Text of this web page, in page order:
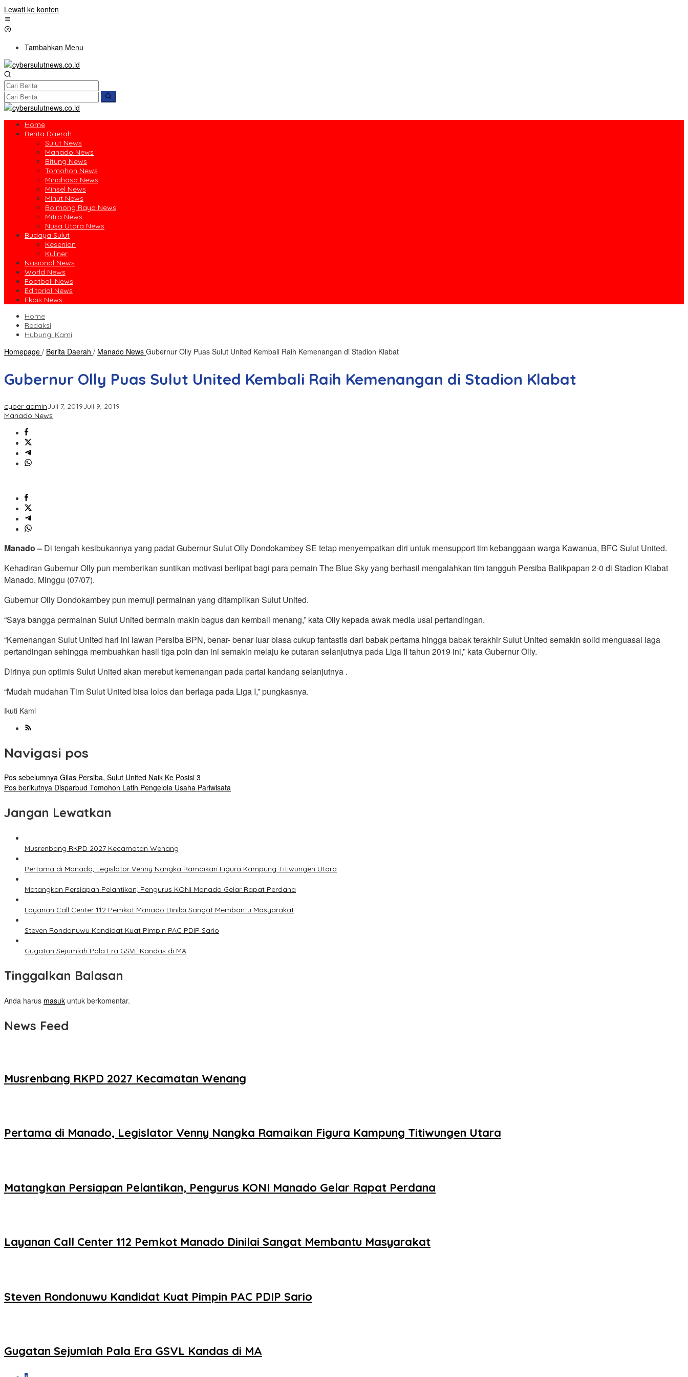
Lewati ke konten
Tambahkan Menu
Home
Berita Daerah
Sulut News
Manado News
Bitung News
Tomohon News
Minahasa News
Minsel News
Minut News
Bolmong Raya News
Mitra News
Nusa Utara News
Budaya Sulut
Kesenian
Kuliner
Nasional News
World News
Football News
Editorial News
Ekbis News
Home
Redaksi
Hubungi Kami
Homepage / Berita Daerah / Manado News Gubernur Olly Puas Sulut United Kembali Raih Kemenangan di Stadion Klabat
Gubernur Olly Puas Sulut United Kembali Raih Kemenangan di Stadion Klabat
cyber adminJuli 7, 2019Juli 9, 2019
Manado News
Manado – Di tengah kesibukannya yang padat Gubernur Sulut Olly Dondokambey SE tetap menyempatkan diri untuk mensupport tim kebanggaan warga Kawanua, BFC Sulut United.
Kehadiran Gubernur Olly pun memberikan suntikan motivasi berlipat bagi para pemain The Blue Sky yang berhasil mengalahkan tim tangguh Persiba Balikpapan 2-0 di Stadion Klabat
Manado, Minggu (07/07).
Gubernur Olly Dondokambey pun memuji permainan yang ditampilkan Sulut United.
“Saya bangga permainan Sulut United bermain makin bagus dan kembali menang,” kata Olly kepada awak media usai pertandingan.
“Kemenangan Sulut United hari ini lawan Persiba BPN, benar- benar luar biasa cukup fantastis dari babak pertama hingga babak terakhir Sulut United semakin solid menguasai laga
pertandingan sehingga membuahkan hasil tiga poin dan ini semakin melaju ke putaran selanjutnya pada Liga II tahun 2019 ini,” kata Gubernur Olly.
Dirinya pun optimis Sulut United akan merebut kemenangan pada partai kandang selanjutnya .
“Mudah mudahan Tim Sulut United bisa lolos dan berlaga pada Liga I,” pungkasnya.
Ikuti Kami
Navigasi pos
Pos sebelumnya Gilas Persiba, Sulut United Naik Ke Posisi 3
Pos berikutnya Disparbud Tomohon Latih Pengelola Usaha Pariwisata
Jangan Lewatkan
Musrenbang RKPD 2027 Kecamatan Wenang
Pertama di Manado, Legislator Venny Nangka Ramaikan Figura Kampung Titiwungen Utara
Matangkan Persiapan Pelantikan, Pengurus KONI Manado Gelar Rapat Perdana
Layanan Call Center 112 Pemkot Manado Dinilai Sangat Membantu Masyarakat
Steven Rondonuwu Kandidat Kuat Pimpin PAC PDIP Sario
Gugatan Sejumlah Pala Era GSVL Kandas di MA
Tinggalkan Balasan
Anda harus masuk untuk berkomentar.
News Feed
Musrenbang RKPD 2027 Kecamatan Wenang
Pertama di Manado, Legislator Venny Nangka Ramaikan Figura Kampung Titiwungen Utara
Matangkan Persiapan Pelantikan, Pengurus KONI Manado Gelar Rapat Perdana
Layanan Call Center 112 Pemkot Manado Dinilai Sangat Membantu Masyarakat
Steven Rondonuwu Kandidat Kuat Pimpin PAC PDIP Sario
Gugatan Sejumlah Pala Era GSVL Kandas di MA